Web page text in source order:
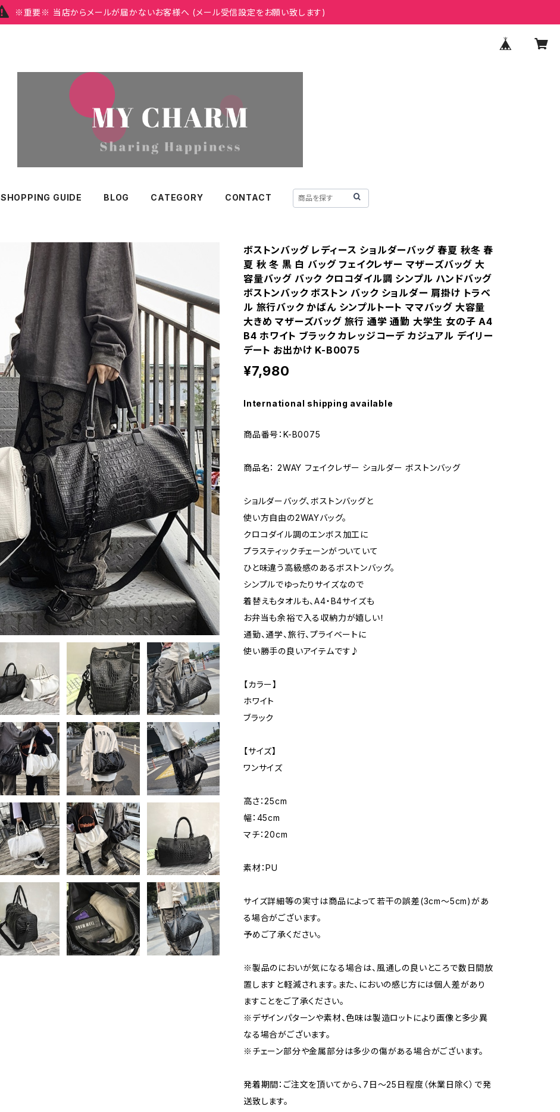
※重要※ 当店からメールが届かないお客様へ (メール受信設定をお願い致します)
SHOPPING GUIDE BLOG CATEGORY CONTACT
ボストンバッグ レディース ショルダーバッグ 春夏 秋冬 春
夏 秋 冬 黒 白 バッグ フェイクレザー マザーズバッグ 大
容量バッグ バック クロコダイル調 シンプル ハンドバッグ
ボストンバック ボストン バック ショルダー 肩掛け トラベ
ル 旅行バック かばん シンプルトート ママバッグ 大容量
大きめ マザーズバッグ 旅行 通学 通勤 大学生 女の子 A4
B4 ホワイト ブラック カレッジコーデ カジュアル デイリー
デート お出かけ K-B0075
¥7,980
International shipping available
商品番号：K-B0075
商品名： 2WAY フェイクレザー ショルダー ボストンバッグ
ショルダーバッグ、ボストンバッグと
使い方自由の2WAYバッグ。
クロコダイル調のエンボス加工に
プラスティックチェーンがついていて
ひと味違う高級感のあるボストンバッグ。
シンプルでゆったりサイズなので
着替えもタオルも、A4・B4サイズも
お弁当も余裕で入る収納力が嬉しい！
通勤、通学、旅行、プライベートに
使い勝手の良いアイテムです♪
【カラー】
ホワイト
ブラック
【サイズ】
ワンサイズ
高さ：25cm
幅：45cm
マチ：20cm
素材：PU
サイズ詳細等の実寸は商品によって若干の誤差(3cm～5cm)があ
る場合がございます。
予めご了承ください。
※製品のにおいが気になる場合は、風通しの良いところで数日間放
置しますと軽減されます。また、においの感じ方には個人差があり
ますことをご了承ください。
※デザインパターンや素材、色味は製造ロットにより画像と多少異
なる場合がございます。
※チェーン部分や金属部分は多少の傷がある場合がございます。
発着期間：ご注文を頂いてから、7日～25日程度（休業日除く）で発
送致します。